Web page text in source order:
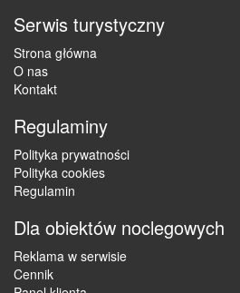
Serwis turystyczny
Strona główna
O nas
Kontakt
Regulaminy
Polityka prywatności
Polityka cookies
Regulamin
Dla obiektów noclegowych
Reklama w serwisie
Cennik